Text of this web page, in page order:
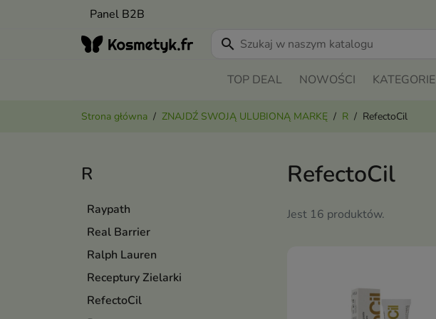
Panel B2B
search
TOP DEAL NOWOŚCI KATEGORIE
Strona główna ZNAJDŹ SWOJĄ ULUBIONĄ MARKĘ R RefectoCil
R
Raypath
Real Barrier
Ralph Lauren
Receptury Zielarki
RefectoCil
RefectoCil
Jest 16 produktów.